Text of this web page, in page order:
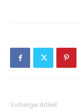
Vorheriger Artikel